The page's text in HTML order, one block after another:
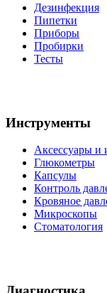
Дезинфекция
Пипетки
Приборы
Пробирки
Тесты
Инструменты
Аксессуары и
Глюкометры
Капсулы
Контроль
Кровяное
Микроскопы
Стоматология